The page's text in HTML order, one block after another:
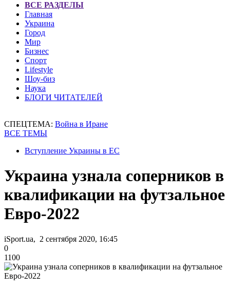
ВСЕ РАЗДЕЛЫ
Главная
Украина
Город
Мир
Бизнес
Спорт
Lifestyle
Шоу-биз
Наука
БЛОГИ ЧИТАТЕЛЕЙ
СПЕЦТЕМА: Война в Иране
ВСЕ ТЕМЫ
Вступление Украины в ЕС
Украина узнала соперников в
квалификации на футзальное
Евро-2022
iSport.ua, 2 сентября 2020, 16:45
0
1100